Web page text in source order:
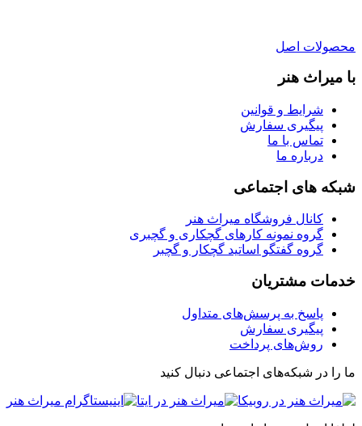
محصولات اصل
با میراث هنر
شرایط و قوانین
پیگیری سفارش
تماس با ما
درباره ما
شبکه های اجتماعی
کانال فروشگاه میراث هنر
گروه نمونه کارهای گچکاری و گچبری
گروه گفتگو اساتید گچکار و گچبر
خدمات مشتریان
پاسخ به پرسش‌های متداول
پیگیری سفارش
روش‌های پرداخت
ما را در شبکه‌های اجتماعی دنبال کنید